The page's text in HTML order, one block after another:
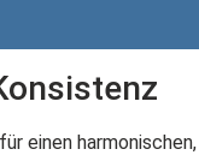
einen